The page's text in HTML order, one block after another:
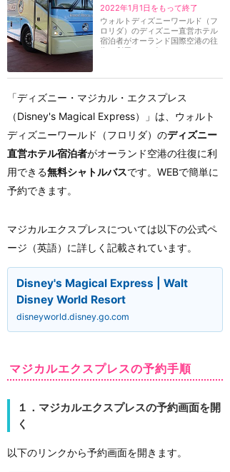
2022年1月1日をもって終了
ウォルトディズニーワールド（フ
ロリダ）のディズニー直営ホテル
宿泊者がオーランド国際空港の往
復に利用できる無...
「ディズニー・マジカル・エクスプレス
（Disney's Magical Express）」は、ウォルト
ディズニーワールド（フロリダ）のディズニー
直営ホテル宿泊者がオーランド空港の往復に利
用できる無料シャトルバスです。WEBで簡単に
予約できます。
マジカルエクスプレスについては以下の公式ペ
ージ（英語）に詳しく記載されています。
Disney's Magical Express | Walt
Disney World Resort
disneyworld.disney.go.com
マジカルエクスプレスの予約手順
１．マジカルエクスプレスの予約画面を開
く
以下のリンクから予約画面を開きます。